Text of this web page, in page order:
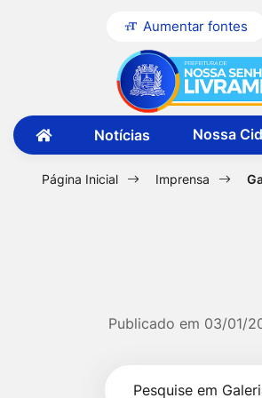
Seção
atalhos
links
de
acessibilidade
para
conteúdo
[alt+1]
Ir
para
para
[alt+3]
Aumentar fontes
Seção
do
menu
principal
para
a
página
do
primeira
Notícias Nossa
Página Inicial Imprensa
Publicado em 03/01/